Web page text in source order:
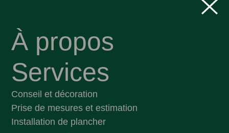
À propos
Services
Conseil et décoration
Prise de mesures et estimation
Installation de plancher